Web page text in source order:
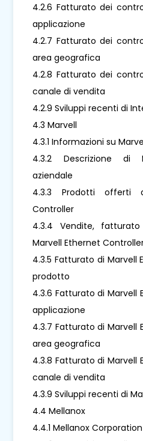
4.2.6 Fatturato dei
applicazione
4.2.7 Fatturato dei
area geografica
4.2.8 Fatturato dei
canale di vendita
4.2.9 Sviluppi recenti di
4.3 Marvell
4.3.1 Informazioni su
4.3.2 Descrizione di
aziendale
4.3.3 Prodotti offerti
Controller
4.3.4 Vendite,
Marvell Ethernet
4.3.5 Fatturato di Marvell
prodotto
4.3.6 Fatturato di Marvell
applicazione
4.3.7 Fatturato di Marvell
area geografica
4.3.8 Fatturato di Marvell
canale di vendita
4.3.9 Sviluppi recenti di
4.4 Mellanox
4.4.1 Mellanox